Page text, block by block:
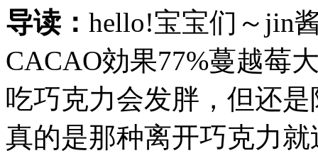
导读： hello!宝宝们～jin
CACAO効果77%蔓越莓
吃巧克力会发胖，但还
真的是那种离开巧克力